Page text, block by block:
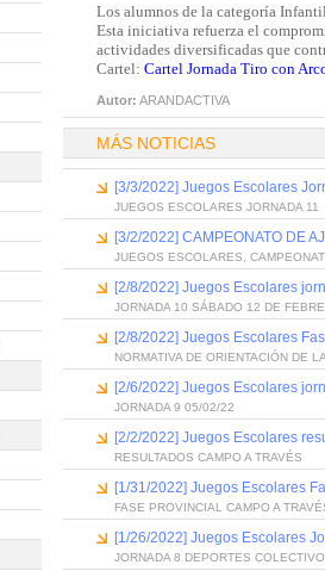
Los alumnos de la categoría
Esta iniciativa refuerza el
actividades diversificadas que
Cartel: Cartel Jornada Tiro con
Autor: ARANDACTIVA
MÁS NOTICIAS
[3/3/2022] Juegos Escolares
JUEGOS ESCOLARES JORNADA 11
[3/2/2022] CAMPEONATO DE
JUEGOS ESCOLARES,
[2/8/2022] Juegos Escolares
JORNADA 10 SÁBADO 12 DE
[2/8/2022] Juegos Escolares
NORMATIVA DE ORIENTACIÓN DE
[2/6/2022] Juegos Escolares
JORNADA 9 05/02/22
[2/2/2022] Juegos Escolares
RESULTADOS CAMPO A TRAVÉS
[1/31/2022] Juegos Escolares
FASE PROVINCIAL CAMPO A
[1/26/2022] Juegos Escolares
JORNADA 8 DEPORTES